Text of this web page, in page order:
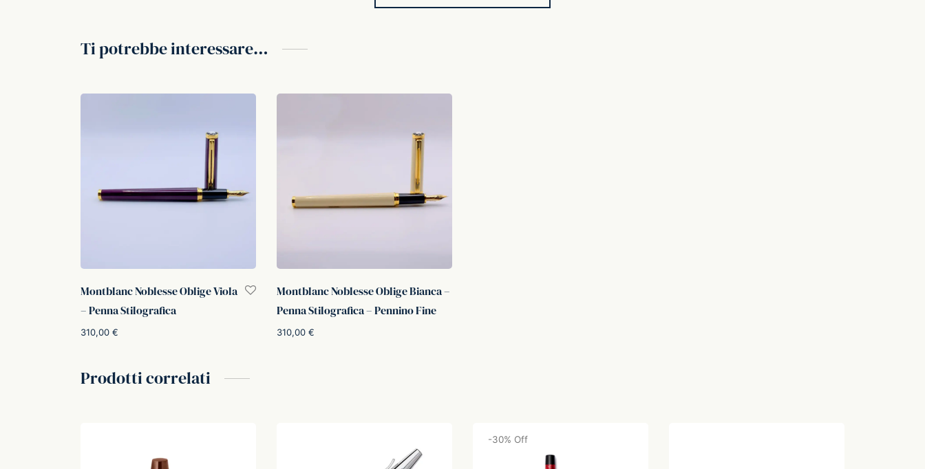
Ti potrebbe interessare…
Montblanc Noblesse Oblige Viola
– Penna Stilografica
310,00 €
Montblanc Noblesse Oblige Bianca –
Penna Stilografica – Pennino Fine
310,00 €
Prodotti correlati
-30% Off